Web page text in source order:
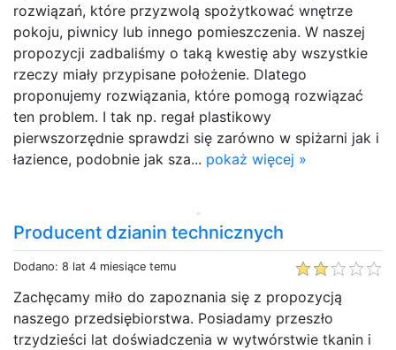
rozwiązań, które przyzwolą spożytkować wnętrze
pokoju, piwnicy lub innego pomieszczenia. W naszej
propozycji zadbaliśmy o taką kwestię aby wszystkie
rzeczy miały przypisane położenie. Dlatego
proponujemy rozwiązania, które pomogą rozwiązać
ten problem. I tak np. regał plastikowy
pierwszorzędnie sprawdzi się zarówno w spiżarni jak i
łazience, podobnie jak sza... pokaż więcej »
Producent dzianin technicznych
Dodano: 8 lat 4 miesiące temu
Zachęcamy miło do zapoznania się z propozycją
naszego przedsiębiorstwa. Posiadamy przeszło
trzydzieści lat doświadczenia w wytwórstwie tkanin i